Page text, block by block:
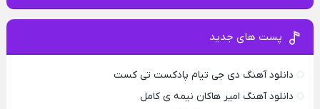
پست های جدید
دانلود آهنگ دی جی تیام پادکست تی کست
دانلود آهنگ امیر هاکان نیمه ی کامل